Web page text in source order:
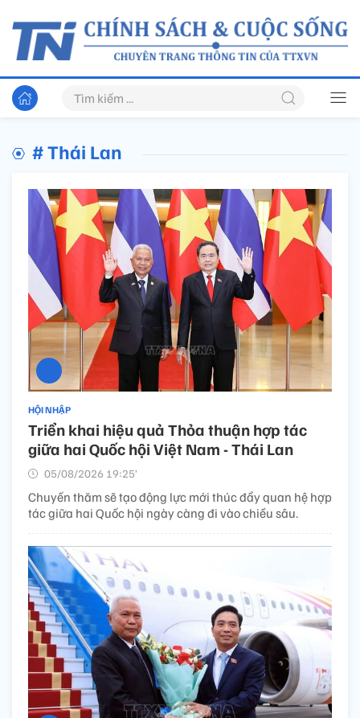
# Thái Lan
HỘI NHẬP
Triển khai hiệu quả Thỏa thuận hợp tác
giữa hai Quốc hội Việt Nam - Thái Lan
05/08/2026 19:25’
Chuyến thăm sẽ tạo động lực mới thúc đẩy quan hệ hợp
tác giữa hai Quốc hội ngày càng đi vào chiều sâu.